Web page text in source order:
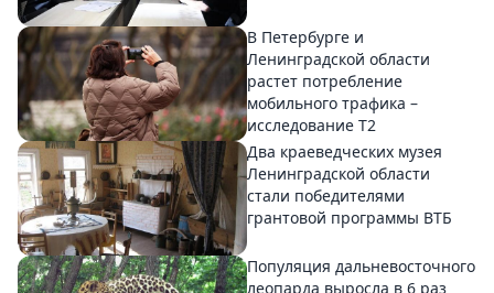
В Петербурге и
Ленинградской области
растет потребление
мобильного трафика –
исследование T2
Два краеведческих музея
Ленинградской области
стали победителями
грантовой программы ВТБ
Популяция дальневосточного
леопарда выросла в 6 раз